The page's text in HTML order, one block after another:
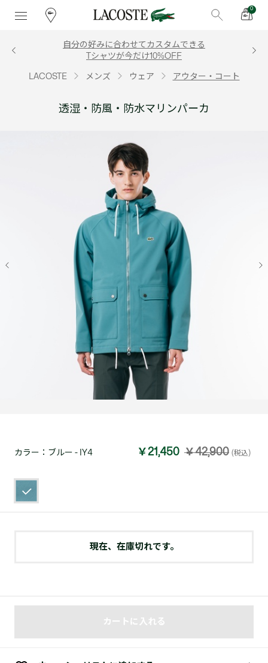
0
自分の好みに合わせてカスタムできる
Tシャツが今だけ10%OFF
LACOSTE メンズ ウェア アウター・コート
透湿・防風・防水マリンパーカ
カラー： ブルー - IY4 ￥21,450 ￥42,900 (税込)
現在、在庫切れです。
カートに入れる